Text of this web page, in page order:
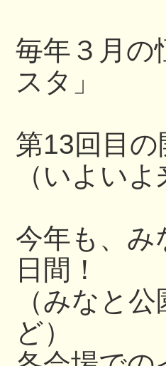
毎年３月の
スタ」
第13回目
（いよいよ
今年も、み
日間！
（みなと
ど）